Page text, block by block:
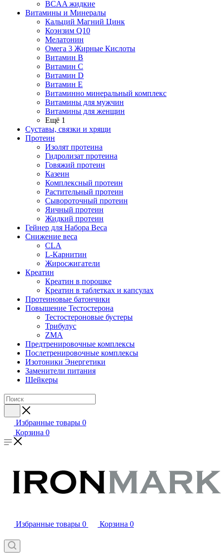
BCAA жидкие
Витамины и Минералы
Кальций Магний Цинк
Коэнзим Q10
Мелатонин
Омега 3 Жирные Кислоты
Витамин B
Витамин C
Витамин D
Витамин E
Витаминно минеральный комплекс
Витамины для мужчин
Витамины для женщин
Ещё 1
Суставы, связки и хрящи
Протеин
Изолят протеина
Гидролизат протеина
Говяжий протеин
Казеин
Комплексный протеин
Растительный протеин
Сывороточный протеин
Яичный протеин
Жидкий протеин
Гейнер для Набора Веса
Снижение веса
CLA
L-Карнитин
Жиросжигатели
Креатин
Креатин в порошке
Креатин в таблетках и капсулах
Протеиновые батончики
Повышение Тестостерона
Тестостероновые бустеры
Трибулус
ZMA
Предтренировочные комплексы
Послетренировочные комплексы
Изотоники Энергетики
Заменители питания
Шейкеры
Избранные товары 0
Корзина 0
Избранные товары 0 Корзина 0